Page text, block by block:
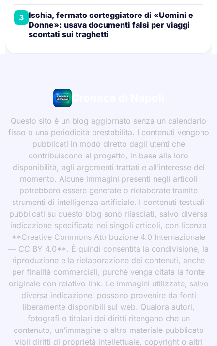
3 Ischia, fermato corteggiatore di «Uomini e
Donne»: usava documenti falsi per viaggi
scontati sui traghetti
Cronaca di Napoli
Questo sito è un blog aggiornato senza un calendario
fisso o una periodicità prestabilita. I contenuti vengono
pubblicati in modo diretto dagli utenti che
contribuiscono al progetto, in base alla loro
disponibilità, agli argomenti trattati e all’interesse del
momento. Alcune immagini presenti negli articoli
potrebbero essere generate o rielaborate tramite
strumenti di intelligenza artificiale. I contenuti testuali
pubblicati su questo blog sono rilasciati, salvo diversa
indicazione specificata nei singoli articoli, con licenza
**Creative Commons Attribuzione 4.0 Internazionale
— CC BY 4.0**. È quindi consentita la condivisione, la
riproduzione e la rielaborazione dei contenuti, anche
per finalità commerciali, purché venga citata la fonte
originale con relativo link. Le immagini utilizzate, salvo
diversa indicazione, possono provenire da fonti
liberamente disponibili sul web. Qualora autori,
fotografi o titolari dei diritti ritengano che un
contenuto, un’immagine o altro materiale pubblicato
violi diritti di proprietà intellettuale, copyright o altri